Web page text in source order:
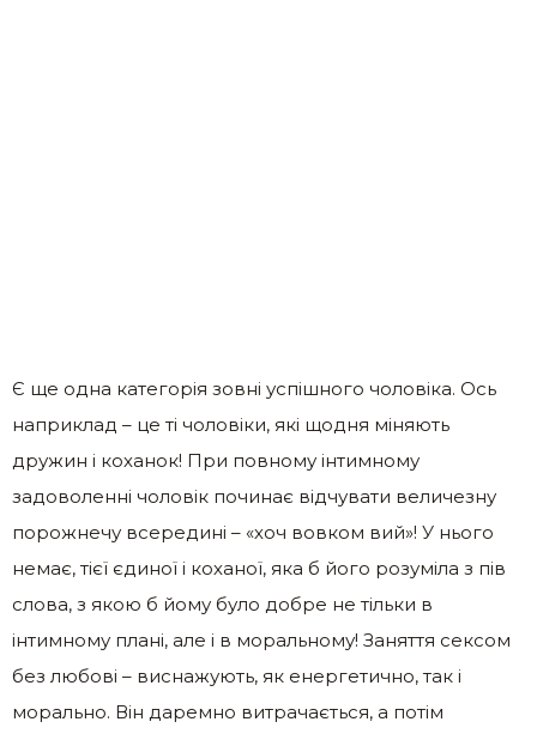
Є ще одна категорія зовні успішного чоловіка. Ось
наприклад – це ті чоловіки, які щодня міняють
дружин і коханок! При повному інтимному
задоволенні чоловік починає відчувати величезну
порожнечу всередині – «хоч вовком вий»! У нього
немає, тієї єдиної і коханої, яка б його розуміла з пів
слова, з якою б йому було добре не тільки в
інтимному плані, але і в моральному! Заняття сексом
без любові – виснажують, як енергетично, так і
морально. Він даремно витрачається, а потім